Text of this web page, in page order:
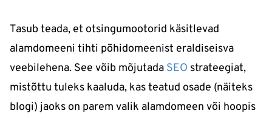
Tasub teada, et otsingumootorid käsitlevad
alamdomeeni tihti põhidomeenist eraldiseisva
veebilehena. See võib mõjutada SEO strateegiat,
mistõttu tuleks kaaluda, kas teatud osade (näiteks
blogi) jaoks on parem valik alamdomeen või hoopis